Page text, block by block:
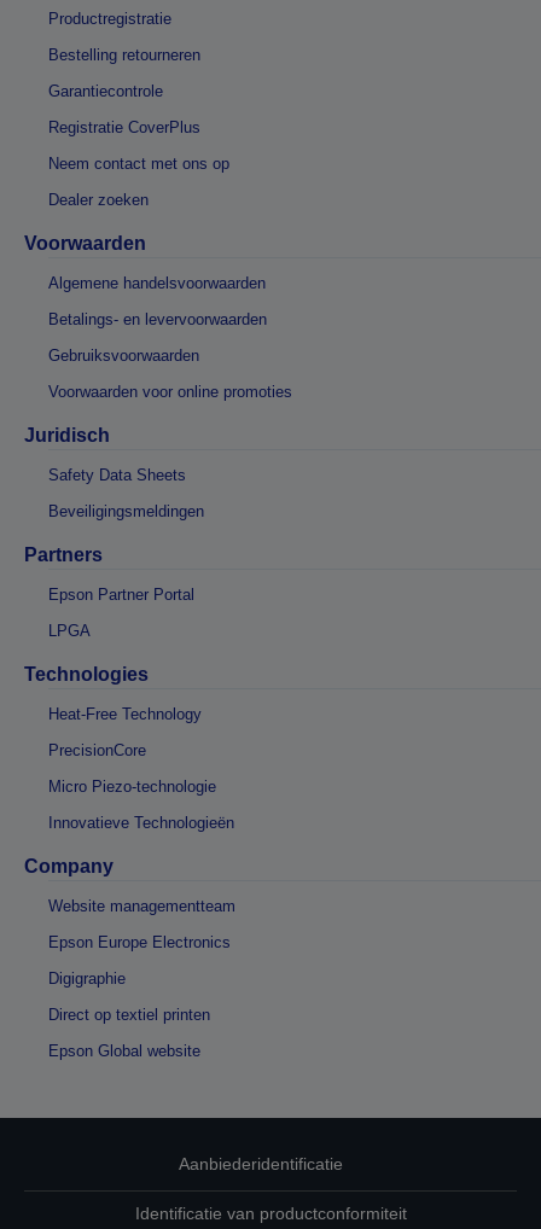
Productregistratie
Bestelling retourneren
Garantiecontrole
Registratie CoverPlus
Neem contact met ons op
Dealer zoeken
Voorwaarden
Algemene handelsvoorwaarden
Betalings- en levervoorwaarden
Gebruiksvoorwaarden
Voorwaarden voor online promoties
Juridisch
Safety Data Sheets
Beveiligingsmeldingen
Partners
Epson Partner Portal
LPGA
Technologies
Heat-Free Technology
PrecisionCore
Micro Piezo-technologie
Innovatieve Technologieën
Company
Website managementteam
Epson Europe Electronics
Digigraphie
Direct op textiel printen
Epson Global website
Aanbiederidentificatie
Identificatie van productconformiteit